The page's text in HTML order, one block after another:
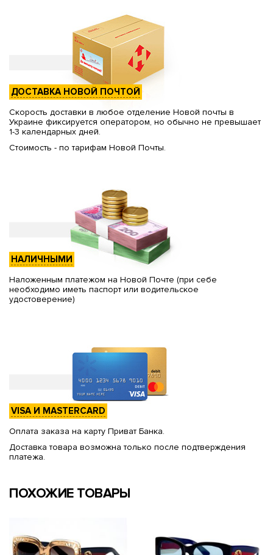
ДОСТАВКА НОВОЙ ПОЧТОЙ
Скорость доставки в любое отделение Новой почты в
Украине фиксируется оператором, но обычно не превышает
1-3 календарных дней.
Стоимость - по тарифам Новой Почты.
НАЛИЧНЫМИ
Наложенным платежом на Новой Почте (при себе
необходимо иметь паспорт или водительское
удостоверение)
VISA И MASTERCARD
Оплата заказа на карту Приват Банка.
Доставка товара возможна только после подтверждения
платежа.
ПОХОЖИЕ ТОВАРЫ